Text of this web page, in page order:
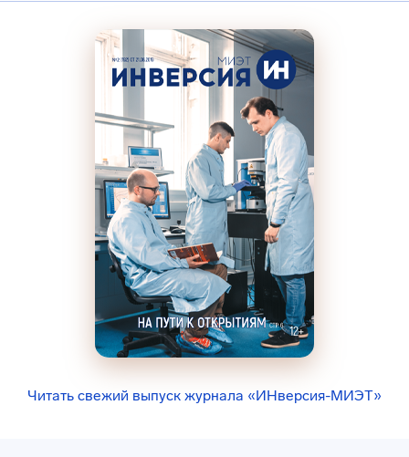
Читать свежий выпуск журнала «ИНверсия-МИЭТ»